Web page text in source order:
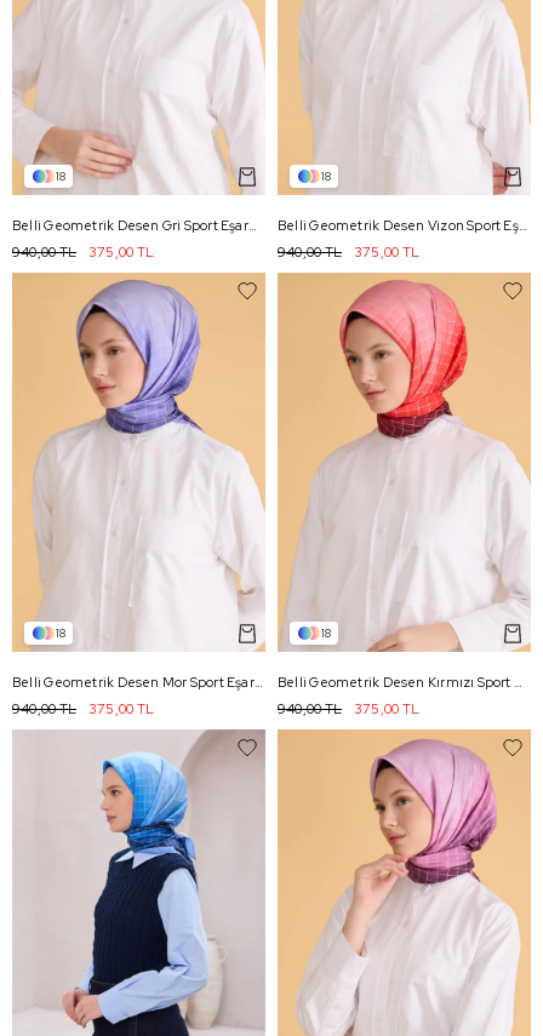
18
Belli Geometrik Desen Gri Sport Eşarp 2503 - 17
375,00 TL
940,00 TL
18
Belli Geometrik Desen Vizon Sport Eşarp 2503 - 23
375,00 TL
940,00 TL
18
Belli Geometrik Desen Mor Sport Eşarp 2503 - 16
375,00 TL
940,00 TL
18
Belli Geometrik Desen Kırmızı Sport Eşarp 2503 - 01
375,00 TL
940,00 TL